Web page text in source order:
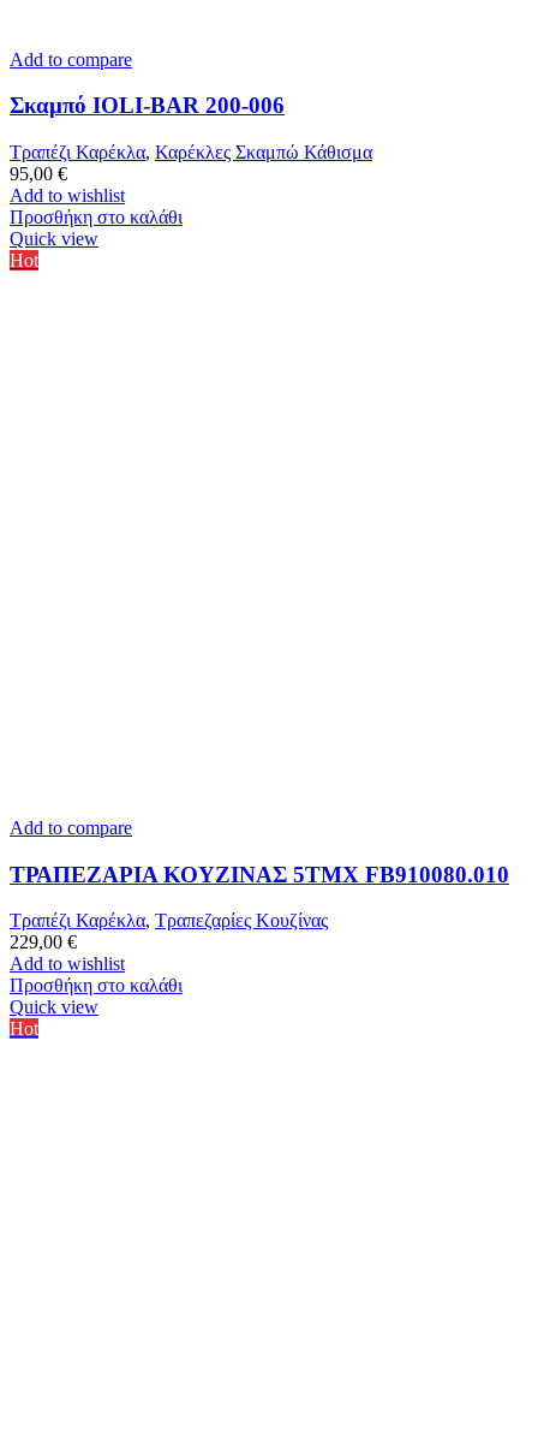
Add to compare
Σκαμπό IOLI-BAR 200-006
Τραπέζι Καρέκλα, Καρέκλες Σκαμπώ Κάθισμα
95,00 €
Add to wishlist
Προσθήκη στο καλάθι
Quick view
Hot
Add to compare
ΤΡΑΠΕΖΑΡΙΑ ΚΟΥΖΙΝΑΣ 5ΤΜΧ FB910080.010
Τραπέζι Καρέκλα, Τραπεζαρίες Κουζίνας
229,00 €
Add to wishlist
Προσθήκη στο καλάθι
Quick view
Hot